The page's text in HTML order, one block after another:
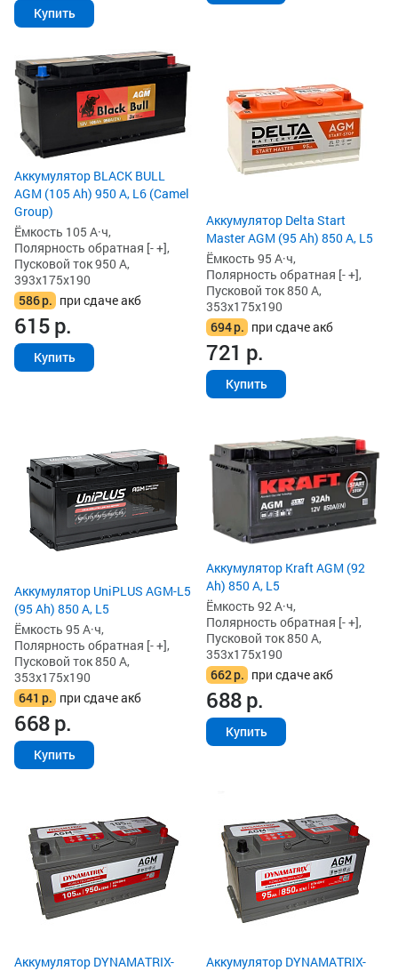
Купить
Аккумулятор BLACK BULL
AGM (105 Ah) 950 А, L6 (Camel
Group)
Ёмкость 105 А·ч,
Полярность обратная [- +],
Пусковой ток 950 А,
393x175x190
586р. при сдаче акб
615р.
Купить
Аккумулятор Delta Start
Master AGM (95 Ah) 850 А, L5
Ёмкость 95 А·ч,
Полярность обратная [- +],
Пусковой ток 850 А,
353x175x190
694р. при сдаче акб
721 р.
Купить
Аккумулятор UniPLUS AGM-L5
(95 Ah) 850 А, L5
Ёмкость 95 А·ч,
Полярность обратная [- +],
Пусковой ток 850 А,
353x175x190
641 р. при сдаче акб
668р.
Купить
Аккумулятор Kraft AGM (92
Ah) 850 А, L5
Ёмкость 92 А·ч,
Полярность обратная [- +],
Пусковой ток 850 А,
353x175x190
662р. при сдаче акб
688р.
Купить
Аккумулятор DYNAMATRIX-
Аккумулятор DYNAMATRIX-